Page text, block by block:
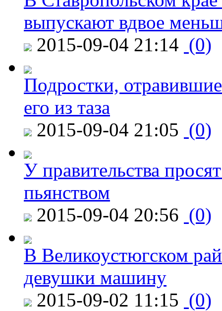
выпускают вдвое
2015-09-04 21:14 (0)
Подростки,
его из таза
2015-09-04 21:05 (0)
У правительства
пьянством
2015-09-04 20:56 (0)
В Великоустюгском
девушки машину
2015-09-02 11:15 (0)